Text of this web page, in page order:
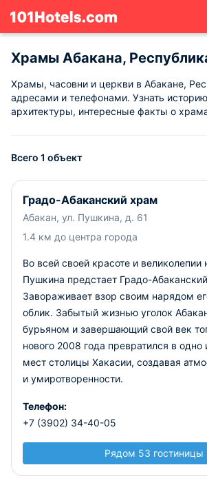
Храмы Абакана,
Храмы, часовни и церкви в Абакане,
адресами и телефонами. Узнать
архитектуры, интересные факты о
Всего 1 объект
Градо-Абаканский храм
Абакан, ул. Пушкина, д. 61
1.4 км до центра города
Во всей своей красоте и великолепии
Пушкина предстает Градо-
Завораживает взор своим нарядом
облик. Забытый жизнью уголок
бурьяном и завершающий свой век
нового 2008 года превратился в одно
мест столицы Хакасии, создавая
и умиротворенности.
Телефон:
+7 (3902) 34-40-05
Рядом 53 гостиницы